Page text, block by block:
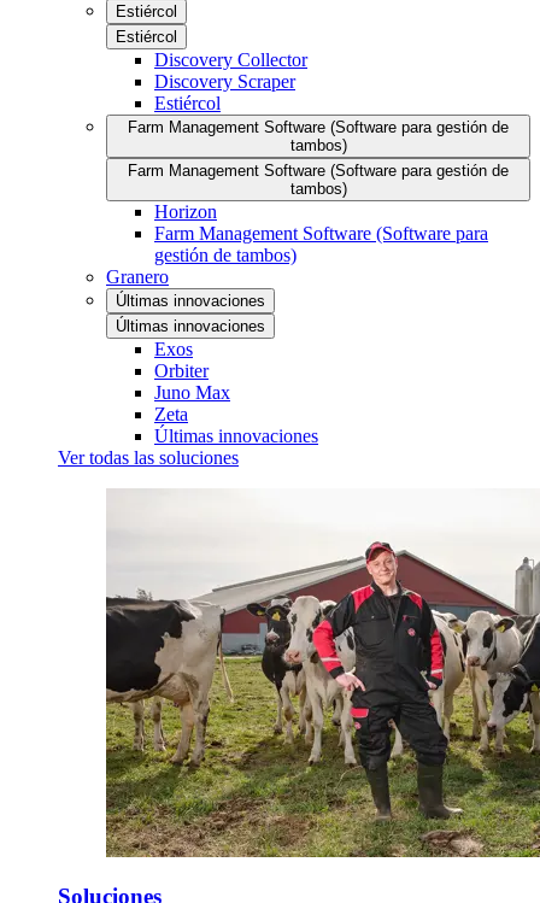
Estiércol
Estiércol
Discovery Collector
Discovery Scraper
Estiércol
Farm Management Software (Software para gestión de
tambos)
Farm Management Software (Software para gestión de
tambos)
Horizon
Farm Management Software (Software para
gestión de tambos)
Granero
Últimas innovaciones
Últimas innovaciones
Exos
Orbiter
Juno Max
Zeta
Últimas innovaciones
Ver todas las soluciones
Soluciones